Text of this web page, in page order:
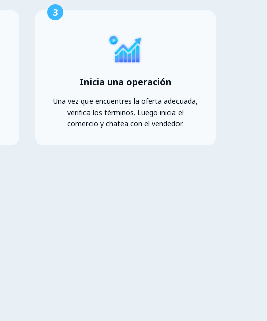
3
Inicia una operación
Una vez que encuentres la oferta adecuada,
verifica los términos. Luego inicia el
comercio y chatea con el vendedor.